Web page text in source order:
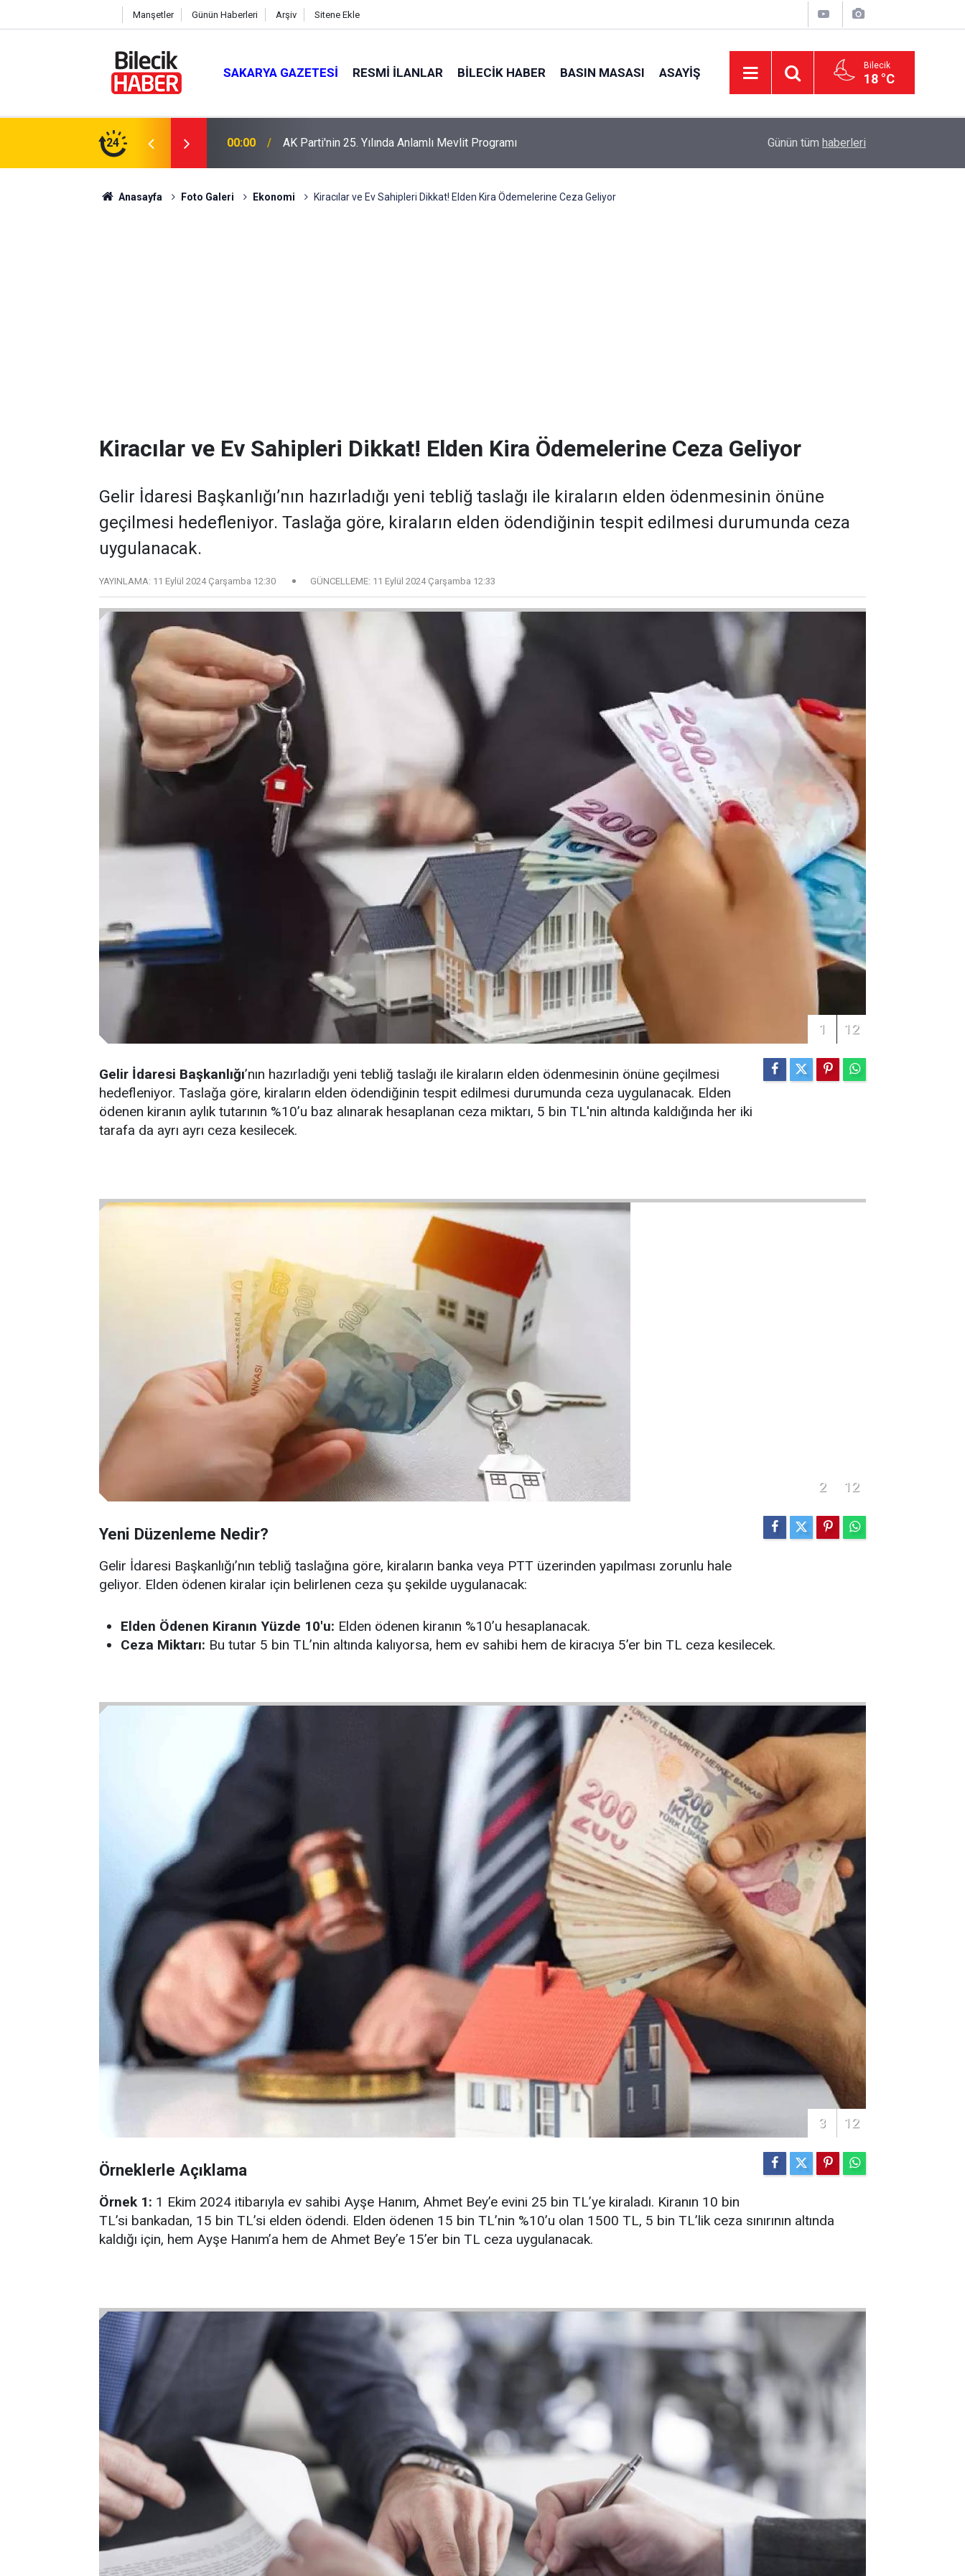
Manşetler Günün Haberleri Arşiv Sitene Ekle
SAKARYA GAZETESI RESMI İLANLAR BILECIK HABER BASIN MASASI ASAYIŞ Bilecik
18 °C
24 16:04 Saman balyaları küle döndü İl Genel Meclisi’nden okullara 1.8 milyon TL
Günün tüm haberleri
Anasayfa Foto Galeri Ekonomi Kiracılar ve Ev Sahipleri Dikkat! Elden Kira Ödemelerine Ceza Geliyor
Kiracılar ve Ev Sahipleri Dikkat! Elden Kira Ödemelerine Ceza Geliyor
Gelir İdaresi Başkanlığı’nın hazırladığı yeni tebliğ taslağı ile kiraların elden ödenmesinin önüne
geçilmesi hedefleniyor. Taslağa göre, kiraların elden ödendiğinin tespit edilmesi durumunda ceza
uygulanacak.
YAYINLAMA: 11 Eylül 2024 Çarşamba 12:30 GÜNCELLEME: 11 Eylül 2024 Çarşamba 12:33
1 12
Gelir İdaresi Başkanlığı’nın hazırladığı yeni tebliğ taslağı ile kiraların elden ödenmesinin önüne geçilmesi
hedefleniyor. Taslağa göre, kiraların elden ödendiğinin tespit edilmesi durumunda ceza uygulanacak. Elden
ödenen kiranın aylık tutarının %10’u baz alınarak hesaplanan ceza miktarı, 5 bin TL'nin altında kaldığında her iki
tarafa da ayrı ayrı ceza kesilecek.
2 12
Yeni Düzenleme Nedir?
Gelir İdaresi Başkanlığı’nın tebliğ taslağına göre, kiraların banka veya PTT üzerinden yapılması zorunlu hale
geliyor. Elden ödenen kiralar için belirlenen ceza şu şekilde uygulanacak:
Elden Ödenen Kiranın Yüzde 10'u: Elden ödenen kiranın %10’u hesaplanacak.
Ceza Miktarı: Bu tutar 5 bin TL’nin altında kalıyorsa, hem ev sahibi hem de kiracıya 5’er bin TL ceza kesilecek.
3 12
Örneklerle Açıklama
Örnek 1: 1 Ekim 2024 itibarıyla ev sahibi Ayşe Hanım, Ahmet Bey’e evini 25 bin TL’ye kiraladı. Kiranın 10 bin
TL’si bankadan, 15 bin TL’si elden ödendi. Elden ödenen 15 bin TL’nin %10’u olan 1500 TL, 5 bin TL’lik ceza sınırının altında
kaldığı için, hem Ayşe Hanım’a hem de Ahmet Bey’e 15’er bin TL ceza uygulanacak.